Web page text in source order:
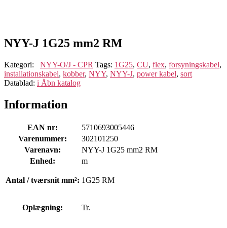
NYY-J 1G25 mm2 RM
Kategori: NYY-O/J - CPR Tags: 1G25, CU, flex, forsyningskabel,
installationskabel, kobber, NYY, NYY-J, power kabel, sort
Datablad: i Åbn katalog
Information
EAN nr:
5710693005446
Varenummer:
302101250
Varenavn:
NYY-J 1G25 mm2 RM
Enhed:
m
Antal / tværsnit mm²: 1G25 RM
Oplægning: Tr.